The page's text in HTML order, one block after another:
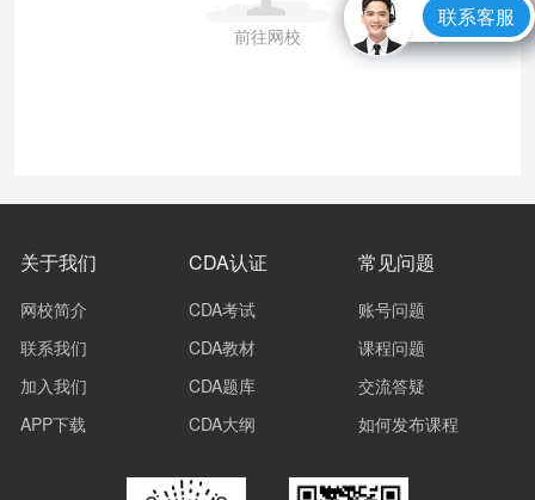
前往网校
关于我们
网校简介
联系我们
加入我们
APP下载
CDA认证
CDA考试
CDA教材
CDA题库
CDA大纲
常见问题
账号问题
课程问题
交流答疑
如何发布课程
联系客服